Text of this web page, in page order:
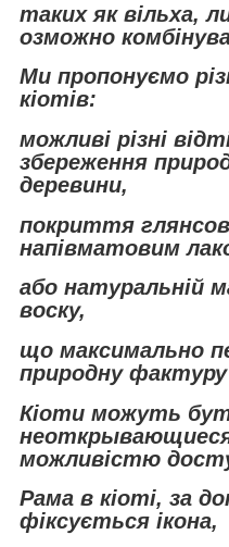
таких як вільха,
озможно
Ми пропонуємо
кіотів:
можливі різні
збереження
деревини,
покриття
напівматовим
або натуральній
воску,
що максимально
природну фактуру
Кіоти можуть
неоткрывающиеся
можливістю
Рама в кіоті, за
фіксується ікона,